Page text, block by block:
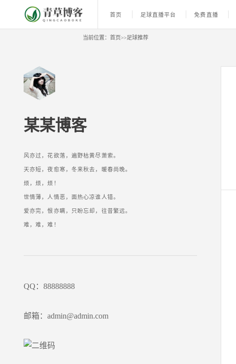
首页 足球直播平台 免费直播
当前位置： 首页>>足球推荐
某某博客
风亦过，花欲落，遍野枯黄尽萧索。
天亦短，夜愈寒，冬来秋去，暖春尚晚。
烦，烦，烦！
世情薄，人情恶，面热心凉谁人错。
爱亦完，恨亦瞒，只盼忘却，往昔繁远。
难，难，难！
QQ：88888888
邮箱：admin@admin.com